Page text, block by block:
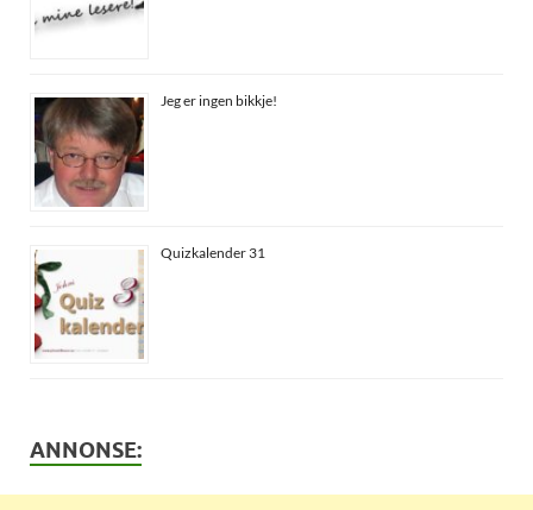
Jeg er ingen bikkje!
Quizkalender 31
ANNONSE: